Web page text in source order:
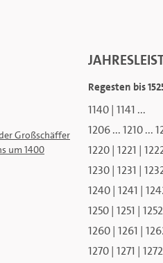
Regesten bis
1140| 1141 ...
1206...1210...
1220| 1221 |
1230| 1231 |
1240| 1241 |
1250| 1251 | 1252
1260| 1261 |
1270| 1271 | 1272
Großschäffer
um 1400